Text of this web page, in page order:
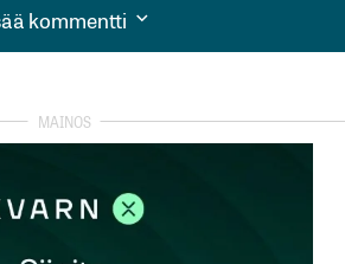
kommentti
kommentti